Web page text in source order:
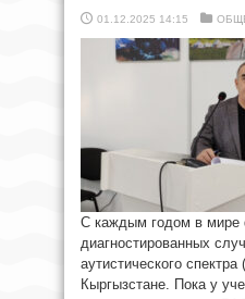
01.12.2025 14:15
С каждым годом в мире
диагностированных
аутистического
Кыргызстане. Пока у